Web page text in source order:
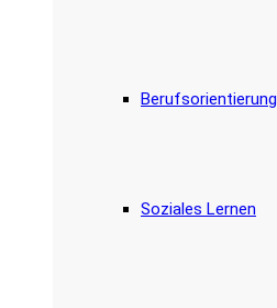
Berufsorientierung
Soziales Lernen